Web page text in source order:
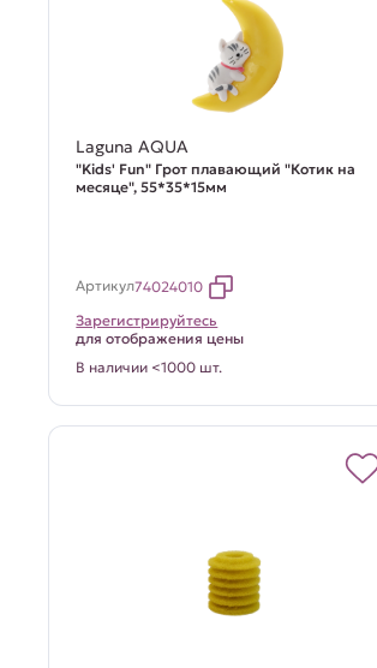
Laguna AQUA
"Kids' Fun" Грот плавающий "Котик на
месяце", 55*35*15мм
Артикул74024010
Зарегистрируйтесь
для отображения цены
В наличии <1000 шт.